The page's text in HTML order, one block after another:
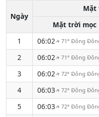
Ngày
Mặt
Mặt trời mọc
1
06:02↑71° Đông
2
06:02↑71° Đông
3
06:02↑72° Đông
4
06:03↑72° Đông
5
06:03↑72° Đông